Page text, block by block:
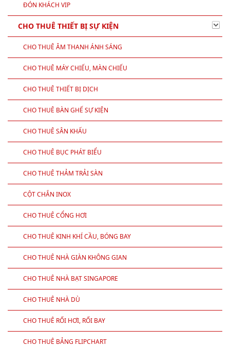
ĐÓN KHÁCH VIP
CHO THUÊ THIẾT BỊ SỰ KIỆN
CHO THUÊ ÂM THANH ÁNH SÁNG
CHO THUÊ MÁY CHIẾU, MÀN CHIẾU
CHO THUÊ THIẾT BỊ DỊCH
CHO THUÊ BÀN GHẾ SỰ KIỆN
CHO THUÊ SÂN KHẤU
CHO THUÊ BỤC PHÁT BIỂU
CHO THUÊ THẢM TRẢI SÀN
CỘT CHẮN INOX
CHO THUÊ CỔNG HƠI
CHO THUÊ KINH KHÍ CẦU, BÓNG BAY
CHO THUÊ NHÀ GIÀN KHÔNG GIAN
CHO THUÊ NHÀ BẠT SINGAPORE
CHO THUÊ NHÀ DÙ
CHO THUÊ RỐI HƠI, RỐI BAY
CHO THUÊ BẢNG FLIPCHART